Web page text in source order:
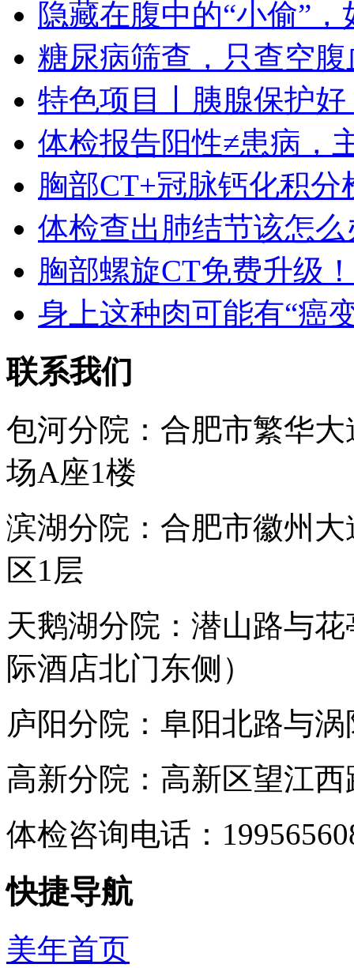
隐藏在腹中的“小偷”
糖尿病筛查，只查空
特色项目丨胰腺保护
体检报告阳性≠患病，
胸部CT+冠脉钙化积
体检查出肺结节该怎
胸部螺旋CT免费升级
身上这种肉可能有“癌
联系我们
包河分院：合肥市繁华
场A座1楼
滨湖分院：合肥市徽州
区1层
天鹅湖分院：潜山路与
际酒店北门东侧）
庐阳分院：阜阳北路与
高新分院：高新区望江
体检咨询电话：
快捷导航
美年首页